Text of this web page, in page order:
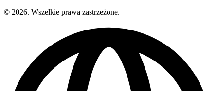
© 2026. Wszelkie prawa zastrzeżone.